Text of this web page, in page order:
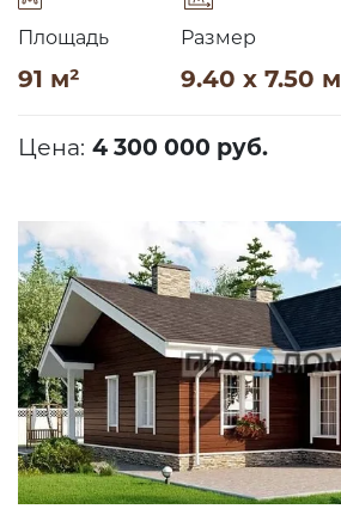
Площадь
91 м²
Размер
9.40 x 7.50 м
Цена: 4 300 000 руб.